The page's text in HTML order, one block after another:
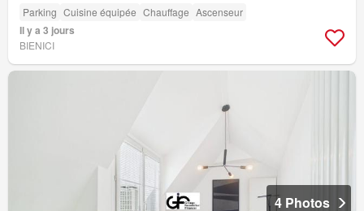
Parking Cuisine équipée Chauffage Ascenseur
Il y a 3 jours
BIENICI
4 Photos